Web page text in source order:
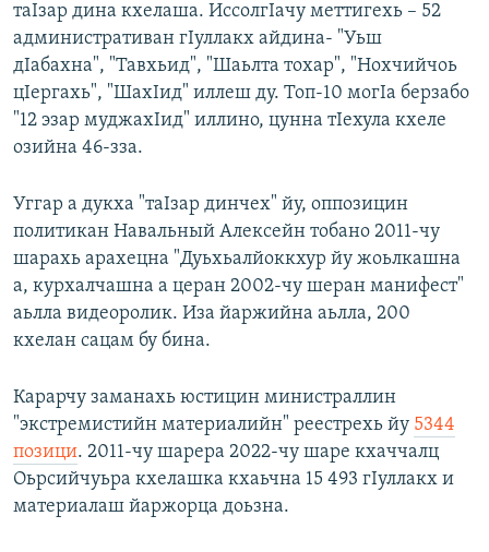
таIзар дина кхелаша. ИссолгIачу меттигехь – 52
административан гIуллакх айдина- "Уьш
дIабахна", "Тавхьид", "Шаьлта тохар", "Нохчийчоь
цIергахь", "ШахIид" иллеш ду. Топ-10 могIа берзабо
"12 эзар муджахIид" иллино, цунна тIехула кхеле
озийна 46-зза.
Уггар а дукха "таIзар динчех" йу, оппозицин
политикан Навальный Алексейн тобано 2011-чу
шарахь арахецна "Дуьхьалйоккхур йу жоьлкашна
а, курхалчашна а церан 2002-чу шеран манифест"
аьлла видеоролик. Иза йаржийна аьлла, 200
кхелан сацам бу бина.
Карарчу заманахь юстицин министраллин
"экстремистийн материалийн" реестрехь йу 5344
позици. 2011-чу шарера 2022-чу шаре кхаччалц
Оьрсийчуьра кхелашка кхаьчна 15 493 гIуллакх и
материалаш йаржорца доьзна.